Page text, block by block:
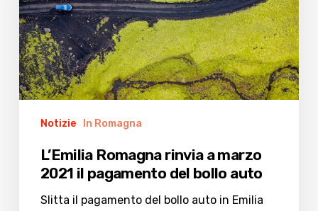
2021
il
pagamento
del
bollo
auto
Notizie In Romagna
L’Emilia Romagna rinvia a marzo
2021 il pagamento del bollo auto
Slitta il pagamento del bollo auto in Emilia